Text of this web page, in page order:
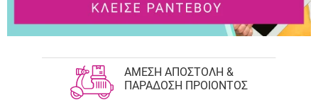
ΑΜΕΣΗ ΑΠΟΣΤΟΛΗ &
ΠΑΡΑΔΟΣΗ ΠΡΟΙΟΝΤΟΣ